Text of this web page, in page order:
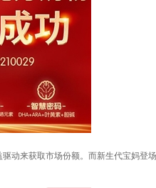
动来获取市场份额。而新生代宝妈